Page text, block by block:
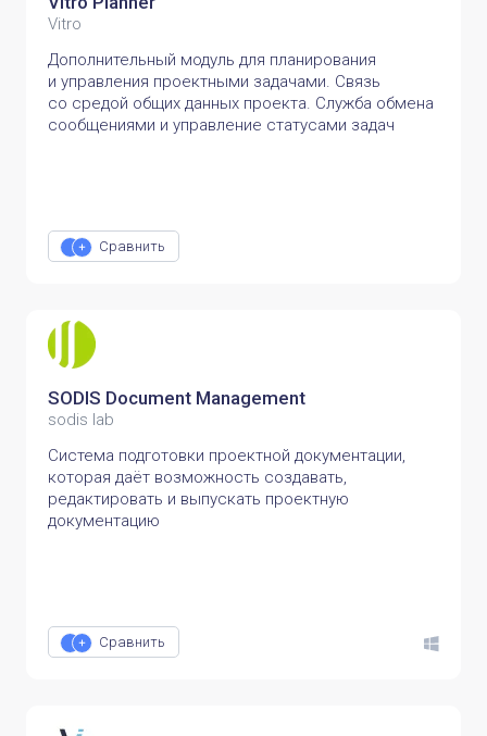
Vitro
Дополнительный модуль для планирования
и управления проектными задачами. Связь
со средой общих данных проекта. Служба обмена
сообщениями и управление статусами задач
Сравнить
SODIS Document Management
sodis lab
Система подготовки проектной документации,
которая даёт возможность создавать,
редактировать и выпускать проектную
документацию
Сравнить